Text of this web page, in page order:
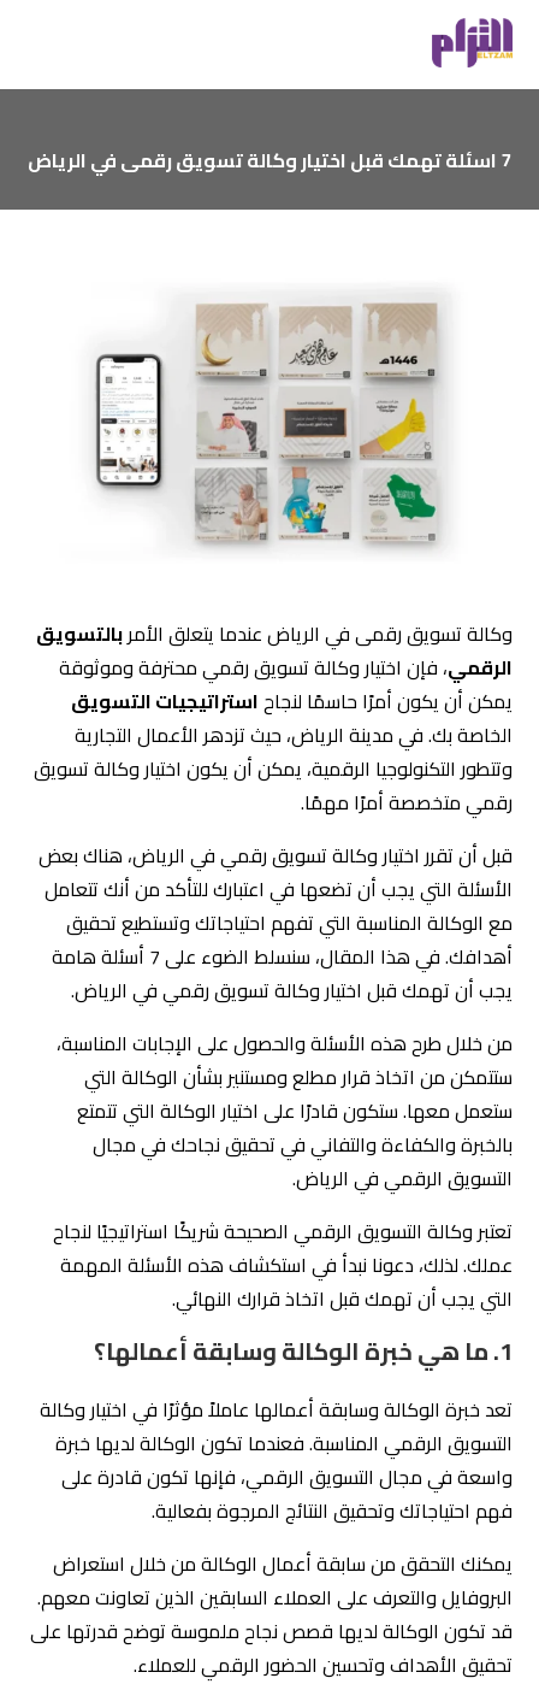
7 اسئلة تهمك قبل اختيار وكالة تسويق رقمى في الرياض
وكالة تسويق رقمى في الرياض عندما يتعلق الأمربالتسويق
الرقمي، فإن اختيار وكالة تسويق رقمي محترفة وموثوقة
يمكن أن يكون أمرًا حاسمًا لنجاحاستراتيجيات التسويق
الخاصة بك. في مدينة الرياض، حيث تزدهر الأعمال التجارية
وتتطور التكنولوجيا الرقمية، يمكن أن يكون اختيار وكالة تسويق
رقمي متخصصة أمرًا مهمًا.
قبل أن تقرر اختيار وكالة تسويق رقمي في الرياض، هناك بعض
الأسئلة التي يجب أن تضعها في اعتبارك للتأكد من أنك تتعامل
مع الوكالة المناسبة التي تفهم احتياجاتك وتستطيع تحقيق
أهدافك. في هذا المقال، سنسلط الضوء على 7 أسئلة هامة
يجب أن تهمك قبل اختيار وكالة تسويق رقمي في الرياض.
من خلال طرح هذه الأسئلة والحصول على الإجابات المناسبة،
ستتمكن من اتخاذ قرار مطلع ومستنير بشأن الوكالة التي
ستعمل معها. ستكون قادرًا على اختيار الوكالة التي تتمتع
بالخبرة والكفاءة والتفاني في تحقيق نجاحك في مجال
التسويق الرقمي في الرياض.
تعتبر وكالة التسويق الرقمي الصحيحة شريكًا استراتيجيًا لنجاح
عملك. لذلك، دعونا نبدأ في استكشاف هذه الأسئلة المهمة
التي يجب أن تهمك قبل اتخاذ قرارك النهائي.
1. ما هي خبرة الوكالة وسابقة أعمالها؟
تعد خبرة الوكالة وسابقة أعمالها عاملاً مؤثرًا في اختيار وكالة
التسويق الرقمي المناسبة. فعندما تكون الوكالة لديها خبرة
واسعة في مجال التسويق الرقمي، فإنها تكون قادرة على
فهم احتياجاتك وتحقيق النتائج المرجوة بفعالية.
يمكنك التحقق من سابقة أعمال الوكالة من خلال استعراض
البروفايل والتعرف على العملاء السابقين الذين تعاونت معهم.
قد تكون الوكالة لديها قصص نجاح ملموسة توضح قدرتها على
تحقيق الأهداف وتحسين الحضور الرقمي للعملاء.